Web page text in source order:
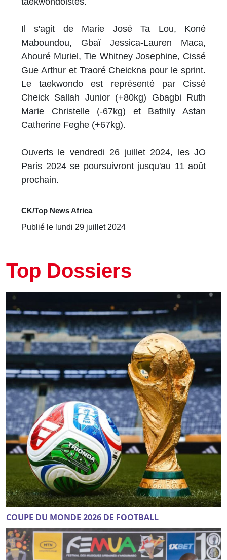
Il s'agit de Marie José Ta Lou, Koné
Maboundou, Gbaï Jessica-Lauren Maca,
Ahouré Muriel, Tie Whitney Josephine, Cissé
Gue Arthur et Traoré Cheickna pour le sprint.
Le taekwondo est représenté par Cissé
Cheick Sallah Junior (+80kg) Gbagbi Ruth
Marie Christelle (-67kg) et Bathily Astan
Catherine Feghe (+67kg).
Ouverts le vendredi 26 juillet 2024, les JO
Paris 2024 se poursuivront jusqu'au 11 août
prochain.
CK/Top News Africa
Publié le lundi 29 juillet 2024
Top Dossiers
COUPE DU MONDE 2026 DE FOOTBALL